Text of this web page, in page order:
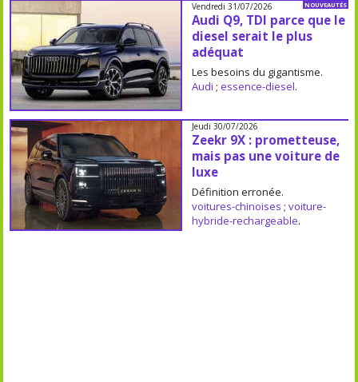
Vendredi 31/07/2026 NOUVEAUTÉS
Audi Q9, TDI parce que le
diesel serait le plus
adéquat
Les besoins du gigantisme.
Audi ; essence-diesel.
Jeudi 30/07/2026
Zeekr 9X : prometteuse,
mais pas une voiture de
luxe
Définition erronée.
voitures-chinoises ; voiture-
hybride-rechargeable.